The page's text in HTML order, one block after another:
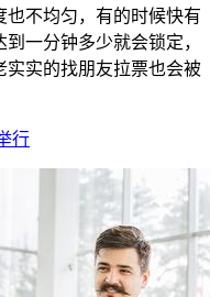
不均匀，有的时候快有
一分钟多少就会锁定，
实实的找朋友拉票也会被
行